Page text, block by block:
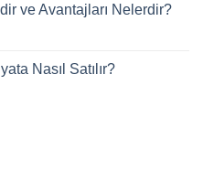
ve Avantajları Nelerdir?
Nasıl Satılır?